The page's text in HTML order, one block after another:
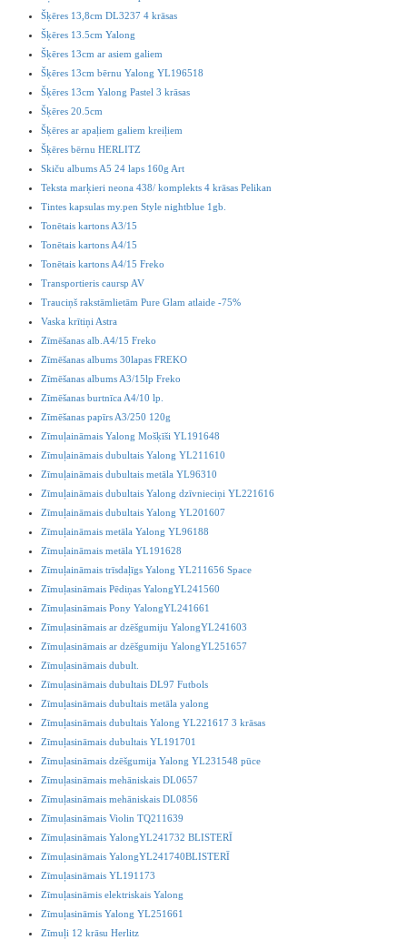
Šķēres 13,8cm DL3237 4 krāsas
Šķēres 13.5cm Yalong
Šķēres 13cm ar asiem galiem
Šķēres 13cm bērnu Yalong YL196518
Šķēres 13cm Yalong Pastel 3 krāsas
Šķēres 20.5cm
Šķēres ar apaļiem galiem kreiļiem
Šķēres bērnu HERLITZ
Skiču albums A5 24 laps 160g Art
Teksta marķieri neona 438/ komplekts 4 krāsas Pelikan
Tintes kapsulas my.pen Style nightblue 1gb.
Tonētais kartons A3/15
Tonētais kartons A4/15
Tonētais kartons A4/15 Freko
Transportieris caursp AV
Trauciņš rakstāmlietām Pure Glam atlaide -75%
Vaska krītiņi Astra
Zīmēšanas alb.A4/15 Freko
Zīmēšanas albums 30lapas FREKO
Zīmēšanas albums A3/15lp Freko
Zīmēšanas burtnīca A4/10 lp.
Zīmēšanas papīrs A3/250 120g
Zīmuļaināmais Yalong Mošķīši YL191648
Zīmuļaināmais dubultais Yalong YL211610
Zīmuļaināmais dubultais metāla YL96310
Zīmuļaināmais dubultais Yalong dzīvnieciņi YL221616
Zīmuļaināmais dubultais Yalong YL201607
Zīmuļaināmais metāla Yalong YL96188
Zīmuļaināmais metāla YL191628
Zīmuļaināmais trīsdaļīgs Yalong YL211656 Space
Zīmuļasināmais Pēdiņas YalongYL241560
Zīmuļasināmais Pony YalongYL241661
Zīmuļasināmais ar dzēšgumiju YalongYL241603
Zīmuļasināmais ar dzēšgumiju YalongYL251657
Zīmuļasināmais dubult.
Zīmuļasināmais dubultais DL97 Futbols
Zīmuļasināmais dubultais metāla yalong
Zīmuļasināmais dubultais Yalong YL221617 3 krāsas
Zīmuļasināmais dubultais YL191701
Zīmuļasināmais dzēšgumija Yalong YL231548 pūce
Zīmuļasināmais mehāniskais DL0657
Zīmuļasināmais mehāniskais DL0856
Zīmuļasināmais Violin TQ211639
Zīmuļasināmais YalongYL241732 BLISTERĪ
Zīmuļasināmais YalongYL241740BLISTERĪ
Zīmuļasināmais YL191173
Zīmuļasināmis elektriskais Yalong
Zīmuļasināmis Yalong YL251661
Zīmuļi 12 krāsu Herlitz